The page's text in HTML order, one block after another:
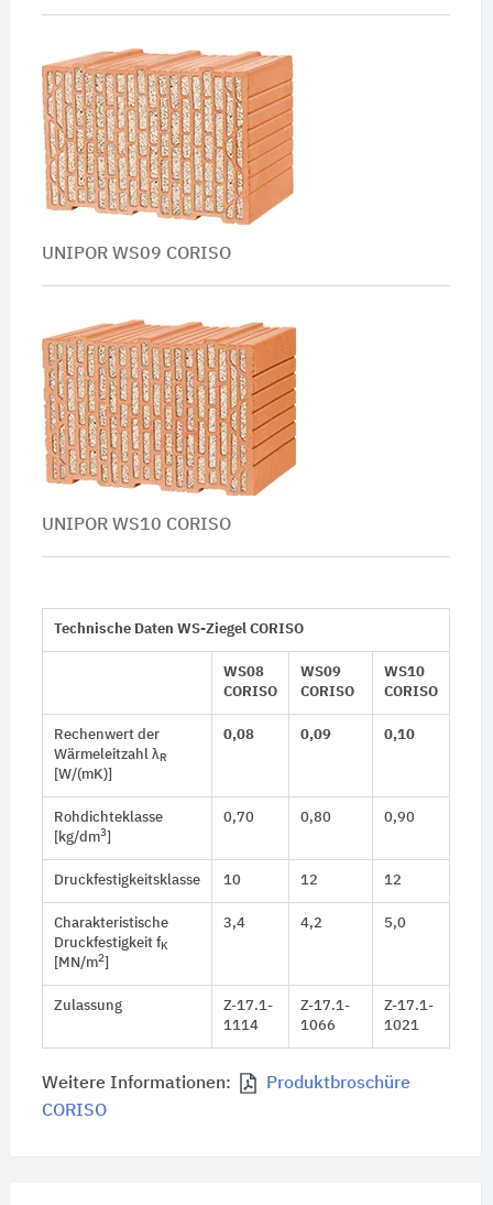
UNIPOR WS09 CORISO
UNIPOR WS10 CORISO
Technische Daten WS-Ziegel CORISO
WS08
CORISO
WS09
CORISO
WS10
CORISO
Rechenwert der
Wärmeleitzahl λR
[W/(mK)]
0,08 0,09 0,10
Rohdichteklasse
[kg/dm3
0,70 0,80 0,90
Druckfestigkeitsklasse 10 12 12
Charakteristische
Druckfestigkeit f K
[MN/m2]
3,4 4,2 5,0
Zulassung
Z-17.1-
1114
Z-17.1-
1066
Z-17.1-
1021
Weitere Informationen:
Produktbroschüre
CORISO